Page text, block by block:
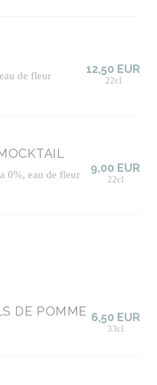
de fleur
12,50 EUR
22cl
0%, eau de fleur
9,00 EUR
22cl
DE POMME 6,50 EUR
33cl